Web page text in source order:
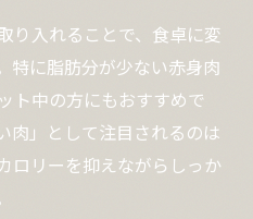
シーおかずの組み方
すめの野菜副菜アイデア
と副菜バランス
な副菜組み合わせ術
るサイドメニュー
り入れることで、食卓に変
特に脂肪分が少ない赤身肉
ト中の方にもおすすめで
肉」として注目されるのは
ロリーを抑えながらしっか